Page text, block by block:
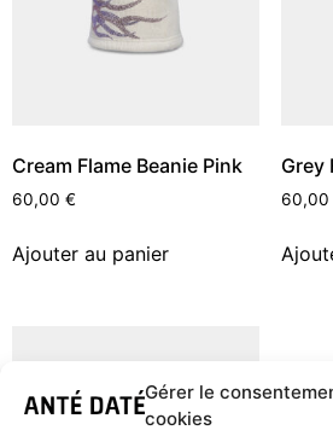
Gérer le
cookies
Cream Flame Beanie Pink
60,00 €
Ajouter au panier
Grey
60,00